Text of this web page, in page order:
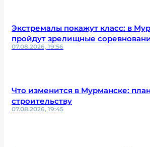
Экстремалы покажут класс: в
пройдут зрелищные
07.08.2026, 19:56
Что изменится в Мурманске:
строительству
07.08.2026, 19:45